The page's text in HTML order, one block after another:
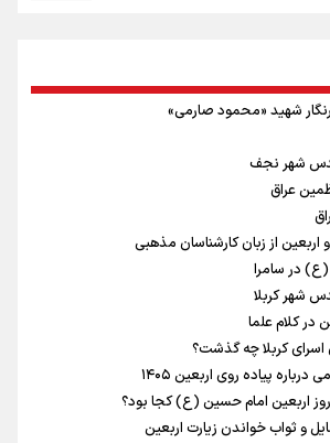
شکست مفتضحانه خورده و به التماس افتاده،
نیست
مذاکرات باعث بروز جنگ شد؟
همسایگان را علیه ما بسیج کند
از توافق در چارچوب کلی مذاکرات ایران و
مسیر دوم در تنگه هرمز را نخواهیم داد
عروسكى تهران-مبارك
شهید «محمود صارمی»
شهر نجف
عراق
اربعین از زبان کارشناسان مذهبی
در سامرا
شهر کربلا
در کلام علما
اسرای کربلا چه گذشت؟
پیاده روی اربعین ۱۴۰۵
روز اربعین امام حسین (ع) کجا بود؟
و ثواب خواندن زیارت اربعین